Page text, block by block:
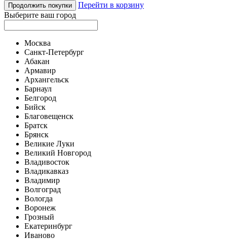
Продолжить покупки
Перейти в корзину
Выберите ваш город
Москва
Санкт-Петербург
Абакан
Армавир
Архангельск
Барнаул
Белгород
Бийск
Благовещенск
Братск
Брянск
Великие Луки
Великий Новгород
Владивосток
Владикавказ
Владимир
Волгоград
Вологда
Воронеж
Грозный
Екатеринбург
Иваново